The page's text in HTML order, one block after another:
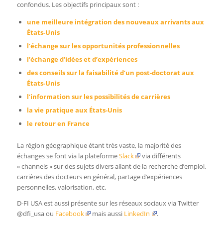
confondus. Les objectifs principaux sont :
une meilleure intégration des nouveaux arrivants aux
États-Unis
l’échange sur les opportunités professionnelles
l’échange d’idées et d’expériences
des conseils sur la faisabilité d’un post-doctorat aux
États-Unis
l’information sur les possibilités de carrières
la vie pratique aux États-Unis
le retour en France
La région géographique étant très vaste, la majorité des
échanges se font via la plateformeSlack
via différents
« channels » sur des sujets divers allant de la recherche d’emploi,
carrières des docteurs en général, partage d’expériences
personnelles, valorisation, etc.
D-FI USA est aussi présente sur les réseaux sociaux via Twitter
@dfi_usa ou Facebook mais aussi LinkedIn
.